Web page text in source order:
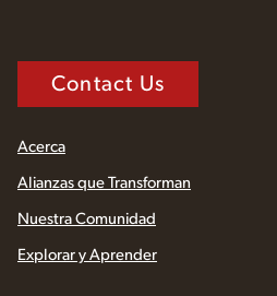
Contact Us
Acerca
Alianzas que Transforman
Nuestra Comunidad
Explorar y Aprender